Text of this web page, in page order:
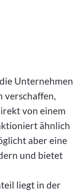
Unternehmen
verschaffen,
von einem
ähnlich
aber eine
und bietet
liegt in der